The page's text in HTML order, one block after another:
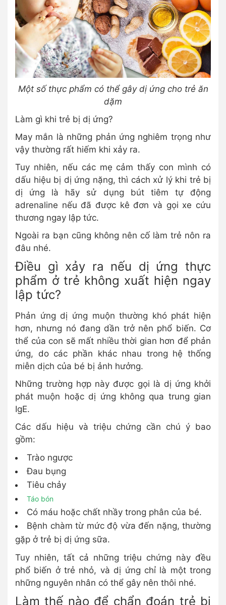
Một số thực phẩm có thể gây dị ứng cho trẻ ăn
dặm
Làm gì khi trẻ bị dị ứng?
May mắn là những phản ứng nghiêm trọng như
vậy thường rất hiếm khi xảy ra.
Tuy nhiên, nếu các mẹ cảm thấy con mình có
dấu hiệu bị dị ứng nặng, thì cách xử lý khi trẻ bị
dị ứng là hãy sử dụng bút tiêm tự động
adrenaline nếu đã được kê đơn và gọi xe cứu
thương ngay lập tức.
Ngoài ra bạn cũng không nên cố làm trẻ nôn ra
đâu nhé.
Điều gì xảy ra nếu dị ứng thực
phẩm ở trẻ không xuất hiện ngay
lập tức?
Phản ứng dị ứng muộn thường khó phát hiện
hơn, nhưng nó đang dần trở nên phổ biến. Cơ
thể của con sẽ mất nhiều thời gian hơn để phản
ứng, do các phần khác nhau trong hệ thống
miễn dịch của bé bị ảnh hưởng.
Những trường hợp này được gọi là dị ứng khởi
phát muộn hoặc dị ứng không qua trung gian
IgE.
Các dấu hiệu và triệu chứng cần chú ý bao
gồm:
Trào ngược
Đau bụng
Tiêu chảy
Táo bón
Có máu hoặc chất nhầy trong phân của bé.
Bệnh chàm từ mức độ vừa đến nặng, thường
gặp ở trẻ bị dị ứng sữa.
Tuy nhiên, tất cả những triệu chứng này đều
phổ biến ở trẻ nhỏ, và dị ứng chỉ là một trong
những nguyên nhân có thể gây nên thôi nhé.
Làm thế nào để chẩn đoán trẻ bị